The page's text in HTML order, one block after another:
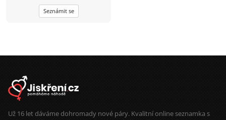
Seznámit se
Už 16 let dáváme dohromady nové páry. Kvalitní online seznamka s